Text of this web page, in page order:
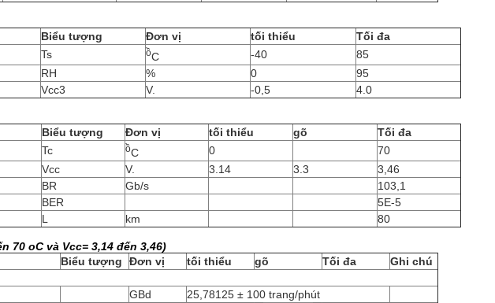
Biểu tượng Đơn vị tối thiểu
Tối đa
Ts ồC -40
85
RH % 0
95
Vcc3 V. -0,5 4.0
Biểu tượng Đơn vị tối thiểu gõ
Tối đa
Tc ồC 0
70
Vcc V. 3.14 3.3
3,46
BR Gb/s
103,1
BER
5E-5
L km 80
70 oC và Vcc= 3,14 đến 3,46)
Biểu tượng Đơn vị tối thiểu gõ Tối đa
Ghi chú
GBd 25,78125 ± 100 trang/phút